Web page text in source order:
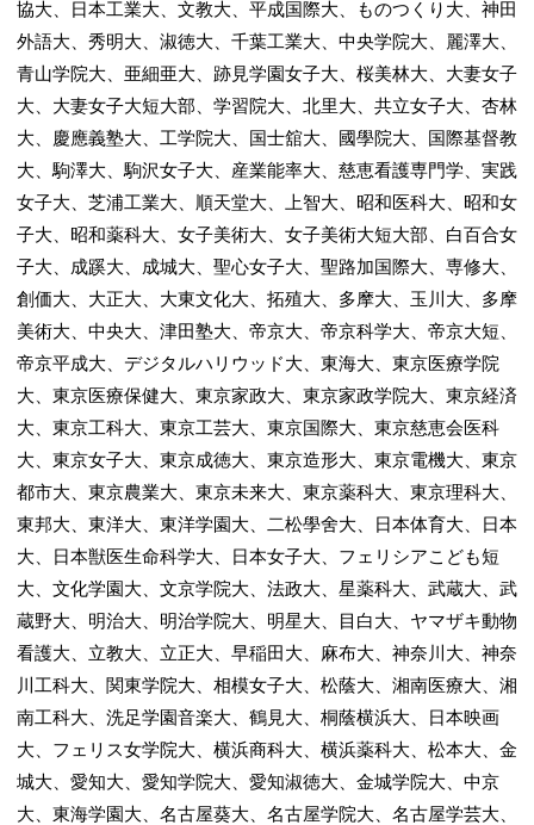
協大、日本工業大、文教大、平成国際大、ものつくり大、神田
外語大、秀明大、淑徳大、千葉工業大、中央学院大、麗澤大、
青山学院大、亜細亜大、跡見学園女子大、桜美林大、大妻女子
大、大妻女子大短大部、学習院大、北里大、共立女子大、杏林
大、慶應義塾大、工学院大、国士舘大、國學院大、国際基督教
大、駒澤大、駒沢女子大、産業能率大、慈恵看護専門学、実践
女子大、芝浦工業大、順天堂大、上智大、昭和医科大、昭和女
子大、昭和薬科大、女子美術大、女子美術大短大部、白百合女
子大、成蹊大、成城大、聖心女子大、聖路加国際大、専修大、
創価大、大正大、大東文化大、拓殖大、多摩大、玉川大、多摩
美術大、中央大、津田塾大、帝京大、帝京科学大、帝京大短、
帝京平成大、デジタルハリウッド大、東海大、東京医療学院
大、東京医療保健大、東京家政大、東京家政学院大、東京経済
大、東京工科大、東京工芸大、東京国際大、東京慈恵会医科
大、東京女子大、東京成徳大、東京造形大、東京電機大、東京
都市大、東京農業大、東京未来大、東京薬科大、東京理科大、
東邦大、東洋大、東洋学園大、二松學舍大、日本体育大、日本
大、日本獣医生命科学大、日本女子大、フェリシアこども短
大、文化学園大、文京学院大、法政大、星薬科大、武蔵大、武
蔵野大、明治大、明治学院大、明星大、目白大、ヤマザキ動物
看護大、立教大、立正大、早稲田大、麻布大、神奈川大、神奈
川工科大、関東学院大、相模女子大、松蔭大、湘南医療大、湘
南工科大、洗足学園音楽大、鶴見大、桐蔭横浜大、日本映画
大、フェリス女学院大、横浜商科大、横浜薬科大、松本大、金
城大、愛知大、愛知学院大、愛知淑徳大、金城学院大、中京
大、東海学園大、名古屋葵大、名古屋学院大、名古屋学芸大、